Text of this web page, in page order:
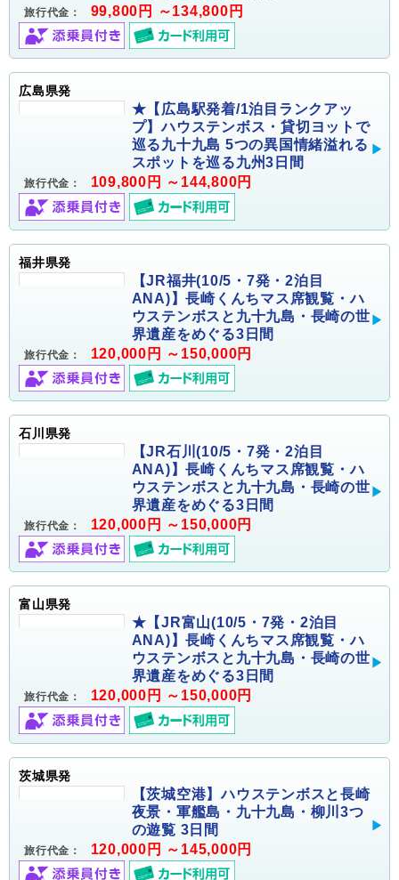
旅行代金： 99,800円 ～134,800円
広島県発
★【広島駅発着/1泊目ランクアッ
プ】ハウステンボス・貸切ヨットで
巡る九十九島 5つの異国情緒溢れる
スポットを巡る九州3日間
旅行代金： 109,800円 ～144,800円
福井県発
【JR福井(10/5・7発・2泊目
ANA)】長崎くんちマス席観覧・ハ
ウステンボスと九十九島・長崎の世
界遺産をめぐる3日間
旅行代金： 120,000円 ～150,000円
石川県発
【JR石川(10/5・7発・2泊目
ANA)】長崎くんちマス席観覧・ハ
ウステンボスと九十九島・長崎の世
界遺産をめぐる3日間
旅行代金： 120,000円 ～150,000円
富山県発
★【JR富山(10/5・7発・2泊目
ANA)】長崎くんちマス席観覧・ハ
ウステンボスと九十九島・長崎の世
界遺産をめぐる3日間
旅行代金： 120,000円 ～150,000円
茨城県発
【茨城空港】ハウステンボスと長崎
夜景・軍艦島・九十九島・柳川3つ
の遊覧 3日間
旅行代金： 120,000円 ～145,000円